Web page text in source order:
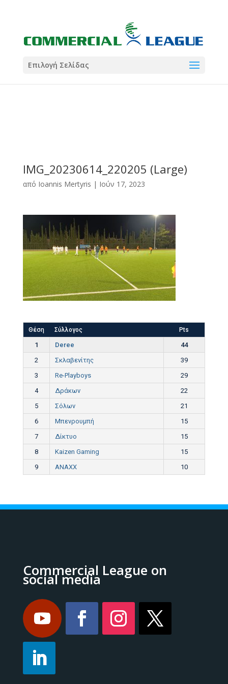
Coral
Σωματείο ΣΟΛ
Coral
5
Επιλογή Σελίδας
IMG_20230614_220205 (Large)
από Ioannis Mertyris | Ιούν 17, 2023
Θέση Σύλλογος Pts
1 Deree
44
2
Σκλαβενίτης
39
3
Re-Playboys
29
4
Δράκων
22
5
Σόλων
21
6
Μπενρουμπή
15
7
Δίκτυο
15
8
Kaizen Gaming
15
9
ANAXX 10
Commercial League on
social media